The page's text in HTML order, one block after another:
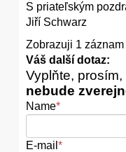
S priateľským
Jiří Schwarz
Zobrazuji 1 záznam
Váš další dotaz:
Vyplňte,
nebude
Name*
E-mail *